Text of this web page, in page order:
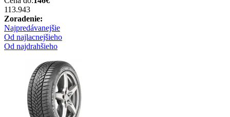
113.943
Zoradenie:
Najpredávanejšie
Od najlacnejšieho
Od najdrahšieho